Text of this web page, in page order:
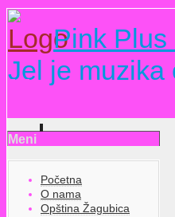
Pink Plus
Jel je muzika
Meni
Početna
O nama
Opština Žagubica